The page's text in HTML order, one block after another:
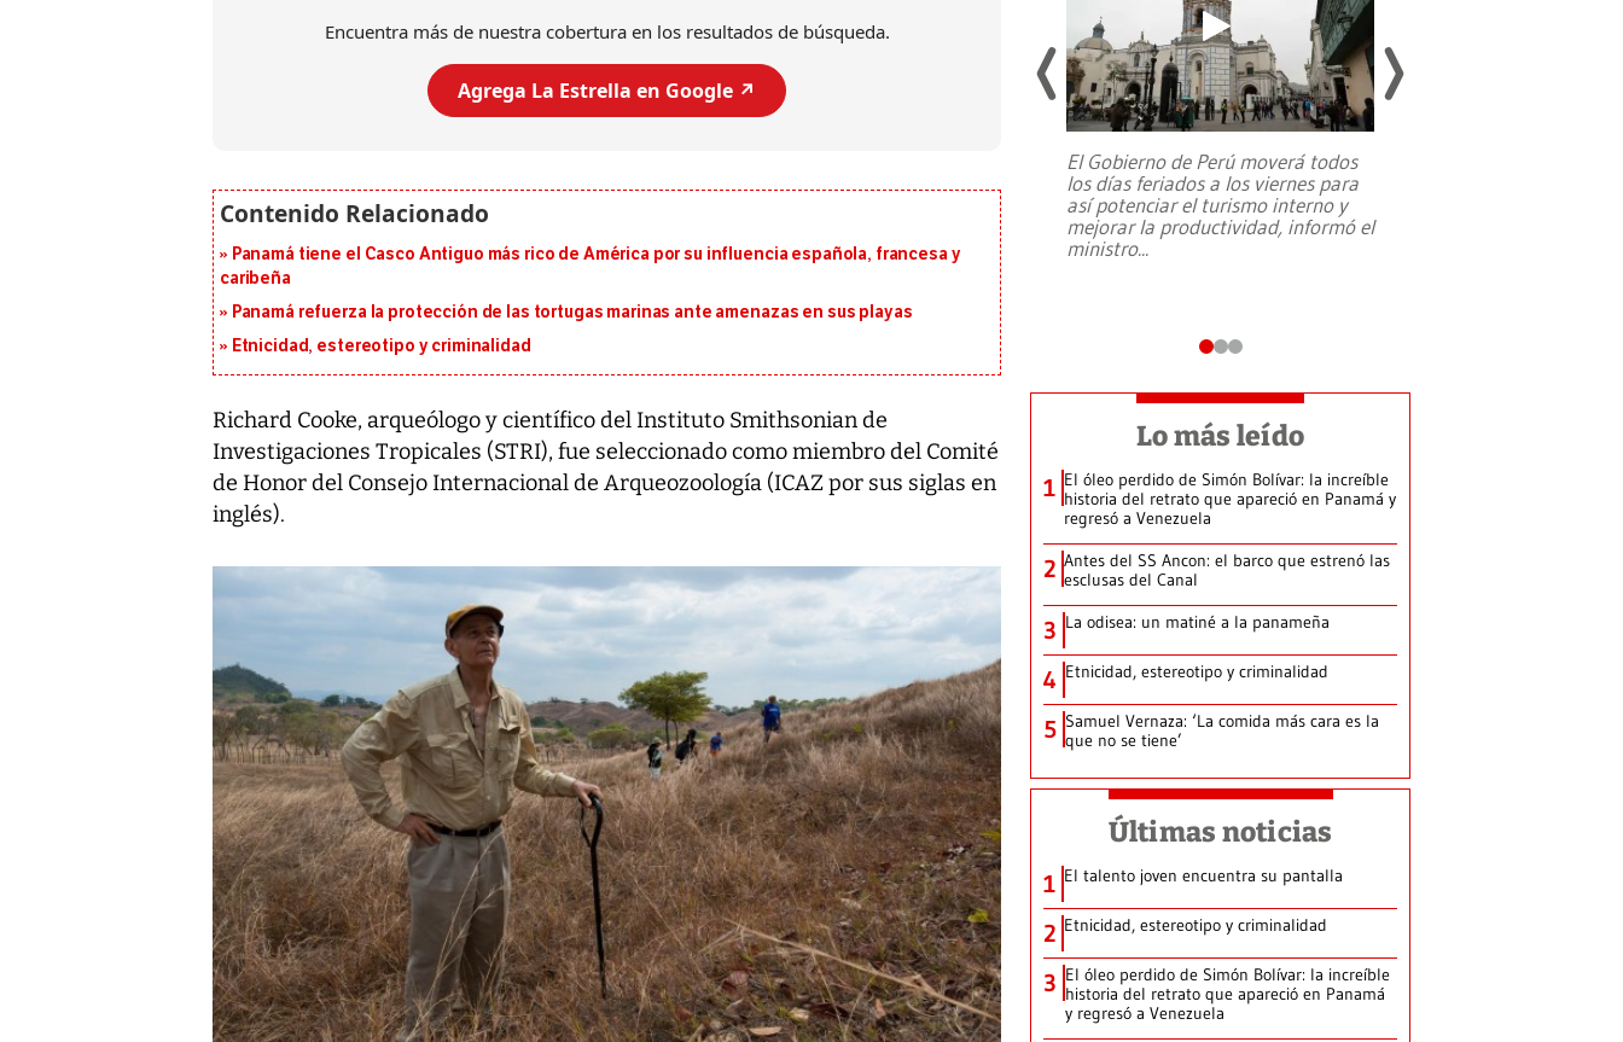
Encuentra más de nuestra cobertura en los resultados de búsqueda.
Agrega La Estrella en Google ↗️
Panamá tiene el Casco Antiguo más rico de América por su influencia española, francesa y
caribeña
Panamá refuerza la protección de las tortugas marinas ante amenazas en sus playas
Etnicidad, estereotipo y criminalidad
Richard Cooke, arqueólogo y científico del Instituto Smithsonian de
Investigaciones Tropicales (STRI), fue seleccionado como miembro del Comité
de Honor del Consejo Internacional de Arqueozoología (ICAZ por sus siglas en
inglés).
Entre recuerdos y escuetas
da Silva, oficializó este domingo su
El Gobierno de Perú moverá todos
los días feriados a los viernes para
así potenciar el turismo interno y
mejorar la productividad, informó el
ministro...
Lo más leído
1 El óleo perdido de Simón Bolívar: la increíble
historia del retrato que apareció en Panamá y
regresó a Venezuela
2 Antes del SS Ancon: el barco que estrenó las
esclusas del Canal
3 La odisea: un matiné a la panameña
4 Etnicidad, estereotipo y criminalidad
5 Samuel Vernaza: ‘La comida más cara es la
que no se tiene’
Últimas noticias
1 El talento joven encuentra su pantalla​
2 Etnicidad, estereotipo y criminalidad
3 El óleo perdido de Simón Bolívar: la increíble
historia del retrato que apareció en Panamá
y regresó a Venezuela